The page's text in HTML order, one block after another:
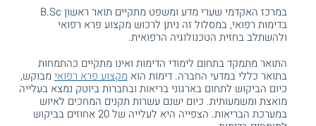
במרכז האקדמי שערי מדע ומשפט מתקיים תואר ראשון B.Sc
בדימות רפואי, במסלול זה ניתן לרכוש מקצוע פרא רפואי
ולהשתלב בחזית הטכנולוגיה הרפואית.
התואר מתמקד בתחום לימודי הדימות ואינו מתקיים כהתמחות
בתואר כללי במדעי החברה. דימות הוא מקצוע פרא רפואי מבוקש,
כיום הביקוש לתחום בארגוני בריאות ובחברות ביוטק נמצא בעלייה
מואצת ומשמעותית. כיום ישנם עשרות תקנים המחכים לאיוש
במערכת הבריאות. הצפייה היא לעלייה של 20 אחוזים בביקוש